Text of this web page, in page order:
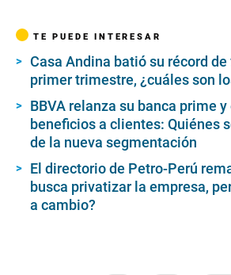
TE PUEDE INTERESAR
Casa Andina batió su récord
primer trimestre, ¿cuáles son
BBVA relanza su banca prime y
beneficios a clientes: Quiénes
de la nueva segmentación
El directorio de Petro-Perú
busca privatizar la empresa,
a cambio?